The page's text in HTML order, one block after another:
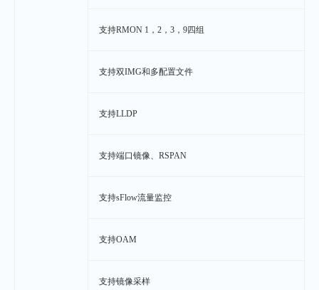
支持RMON 1，2，3，9四组
支持双IMG和多配置文件
支持LLDP
支持端口镜像、RSPAN
支持sFlow流量监控
支持OAM
支持镜像采样